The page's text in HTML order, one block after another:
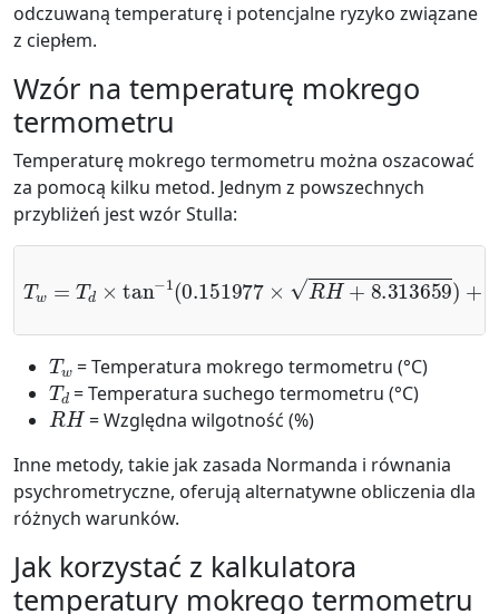
odczuwaną temperaturę i potencjalne ryzyko związane
z ciepłem.
Wzór na temperaturę mokrego
termometru
Temperaturę mokrego termometru można oszacować
za pomocą kilku metod. Jednym z powszechnych
przybliżeń jest wzór Stulla:
Tw d× tan 1(0.151977× +8.313659)+tan−
−tan −1 H 1.676331)+0.00391838×(RH)3/2
−4.686035
= Temperatura mokrego termometru (°C)
Td
= Temperatura suchego termometru (°C)
RH
= Względna wilgotność (%)
Inne metody, takie jak zasada Normanda i równania
psychrometryczne, oferują alternatywne obliczenia dla
różnych warunków.
Jak korzystać z kalkulatora
temperatury mokrego termometru